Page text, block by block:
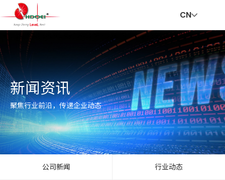
页
走
进
华
创
新
与
新
闻
资
会
责
招
贤
纳
联
系
我
V
R
CN
新闻资讯
聚焦行业前沿，传递企业动态
公司新闻 行业动态